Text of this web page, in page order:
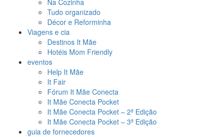
Na Cozinha
Tudo organizado
Décor e Reforminha
Viagens e cia
Destinos It Mãe
Hotéis Mom Friendly
eventos
Help It Mãe
It Fair
Fórum It Mãe Conecta
It Mãe Conecta Pocket
It Mãe Conecta Pocket – 2ª Edição
It Mãe Conecta Pocket – 3ª Edição
guia de fornecedores